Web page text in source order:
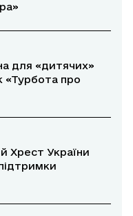
для «дитячих»
«Турбота про
Хрест України